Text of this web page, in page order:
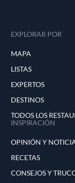
EXPLORAR POR
MAPA
LISTAS
EXPERTOS
DESTINOS
TODOS LOS
INSPIRACIÓN
OPINIÓN Y
RECETAS
CONSEJOS Y